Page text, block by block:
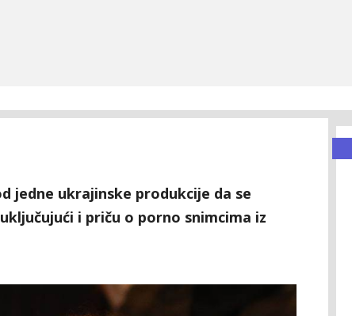
jedne ukrajinske produkcije da se
i priču o porno snimcima iz